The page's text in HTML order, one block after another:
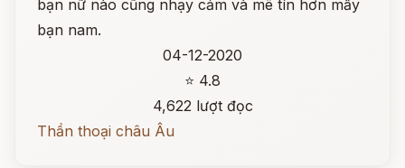
bạn nữ nào cũng nhạy cảm và mê tín hơn mấy
bạn nam.
04-12-2020
⭐ 4.8
4,622 lượt đọc
Thần thoại châu Âu